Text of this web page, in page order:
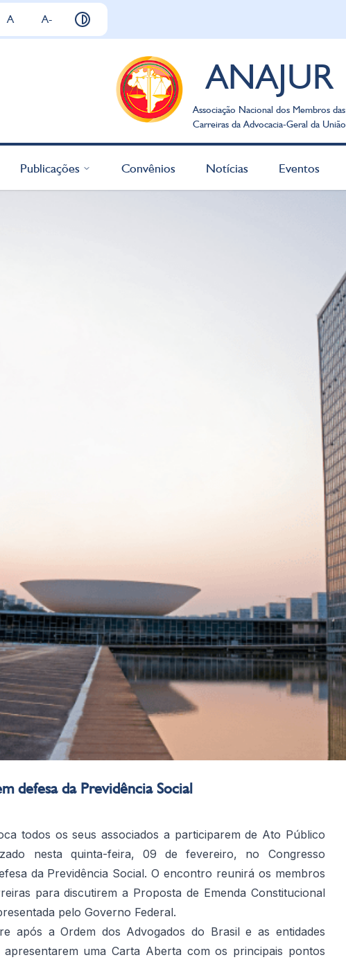
A A-
ANAJUR
Associação Nacional dos Membros das
Carreiras da Advocacia-Geral da União
Publicações Convênios Notícias Eventos
defesa da Previdência Social
todos os seus associados a participarem de Ato Público
nesta quinta-feira, 09 de fevereiro, no Congresso
da Previdência Social. O encontro reunirá os membros
para discutirem a Proposta de Emenda Constitucional
pelo Governo Federal.
após a Ordem dos Advogados do Brasil e as entidades
apresentarem uma Carta Aberta com os principais pontos